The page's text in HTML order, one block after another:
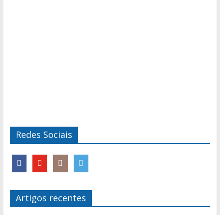
Redes Sociais
Artigos recentes